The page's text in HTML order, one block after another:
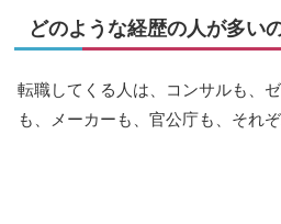
どのような経歴の人が多い
転職してくる人は、コンサルも、
も、メーカーも、官公庁も、それぞ